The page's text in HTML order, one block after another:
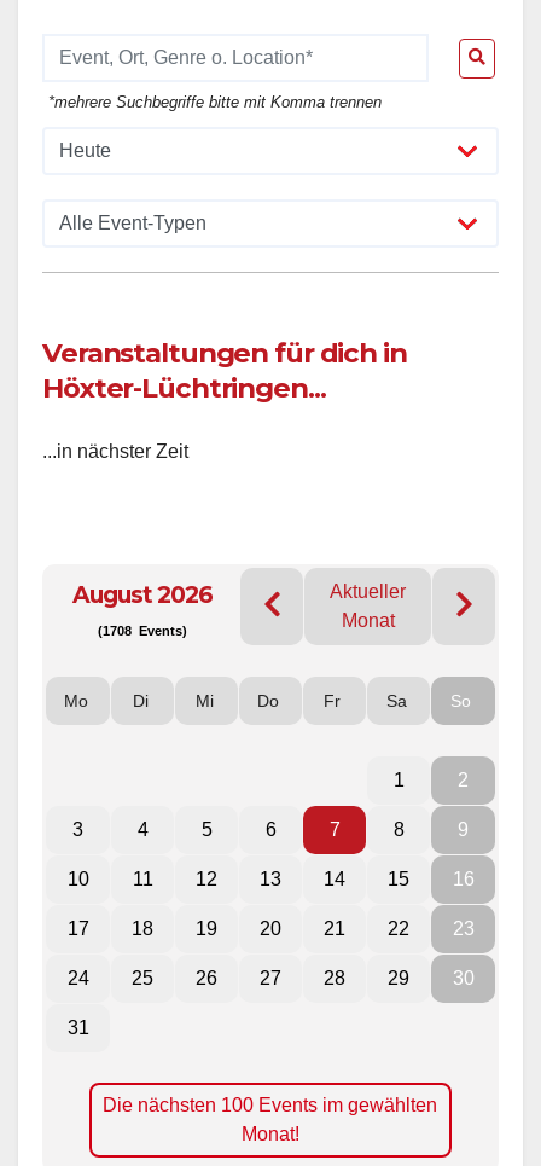
*mehrere Suchbegriffe bitte mit Komma trennen
Veranstaltungen für dich in
Höxter-Lüchtringen...
...in nächster Zeit
August 2026
(1708 Events)
Aktueller
Monat
Mo Di Mi Do Fr Sa So
1 2
3 4 5 6 7 8 9
10 11 12 13 14 15 16
17 18 19 20 21 22 23
24 25 26 27 28 29 30
31
Die nächsten 100 Events im gewählten
Monat!